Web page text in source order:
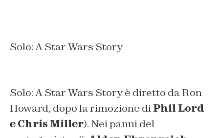
Solo: A Star Wars Story
Solo: A Star Wars Story è diretto da Ron
Howard, dopo la rimozione diPhil Lord
e Chris Miller). Nei panni del